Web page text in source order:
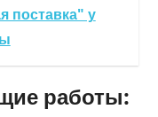
поставка" у
работы: